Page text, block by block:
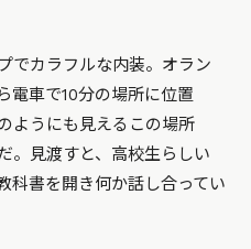
でカラフルな内装。オラン
電車で10分の場所に位置
ようにも見えるこの場所
。見渡すと、高校生らしい
科書を開き何か話し合ってい